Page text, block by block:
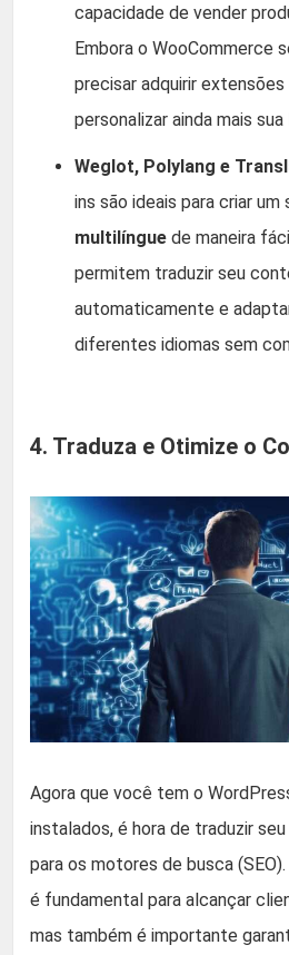
capacidade de vender
Embora o WooCommerce
precisar adquirir extensões
personalizar ainda mais sua
Weglot, Polylang e
ins são ideais para criar um
multilíngue de maneira
permitem traduzir seu
automaticamente e
diferentes idiomas sem
4. Traduza e Otimize o
Agora que você tem o
instalados, é hora de traduzir
para os motores de busca
é fundamental para alcançar
mas também é importante